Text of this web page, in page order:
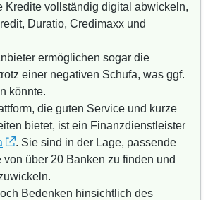
Kredite vollständig digital abwickeln,
Duratio, Credimaxx und
ermöglichen sogar die
einer negativen Schufa, was ggf.
könnte.
die guten Service und kurze
bietet, ist ein Finanzdienstleister
. Sie sind in der Lage, passende
von über 20 Banken zu finden und
Bedenken hinsichtlich des